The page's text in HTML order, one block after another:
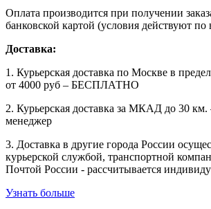
Оплата производится при получении
банковской картой (условия действуют по
Доставка:
1. Курьерская доставка по Москве в
от 4000 руб – БЕСПЛАТНО
2. Курьерская доставка за МКАД до 30 км.
менеджер
3. Доставка в другие города России
курьерской службой, транспортной
Почтой России - рассчитывается
Узнать больше